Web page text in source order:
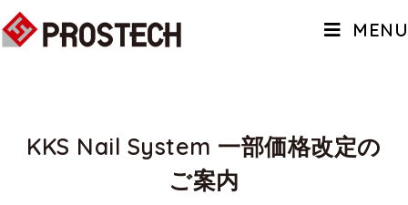
MENU
KKS Nail System 一部価格改定の
ご案内